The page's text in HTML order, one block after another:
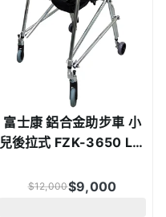
富士康 鋁合金助步車 小
兒後拉式 FZK-3650 L銀
$12,000$9,000